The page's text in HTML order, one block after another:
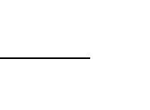
para